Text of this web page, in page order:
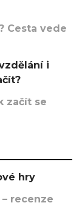
Cesta vede
i
začít se
hry
recenze